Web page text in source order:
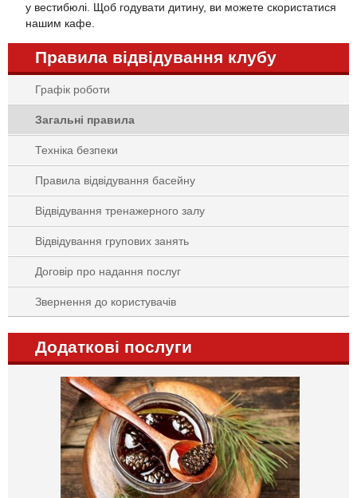
у вестибюлі. Щоб годувати дитину, ви можете скористатися
нашим кафе.
Правила відвідування клубу
Графік роботи
Загальні правила
Техніка безпеки
Правила відвідування басейну
Відвідування тренажерного залу
Відвідування групових занять
Договір про надання послуг
Звернення до користувачів
Додаткові послуги